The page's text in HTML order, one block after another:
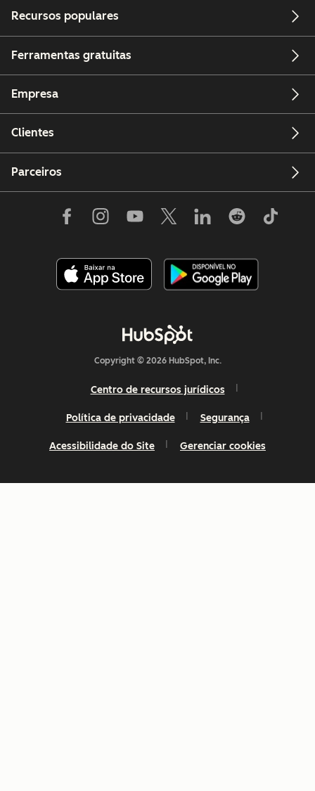
Recursos populares
Ferramentas gratuitas
Empresa
Clientes
Parceiros
Copyright © 2026 HubSpot, Inc.
Centro de recursos jurídicos
Política de privacidade Segurança
Acessibilidade do Site Gerenciar cookies